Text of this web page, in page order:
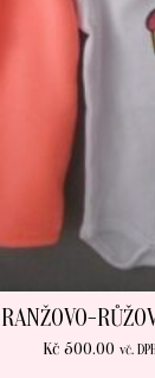
Kč500.00 vč.